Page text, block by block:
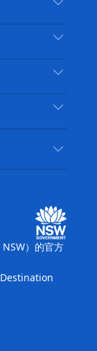
）媒體中
）的官方